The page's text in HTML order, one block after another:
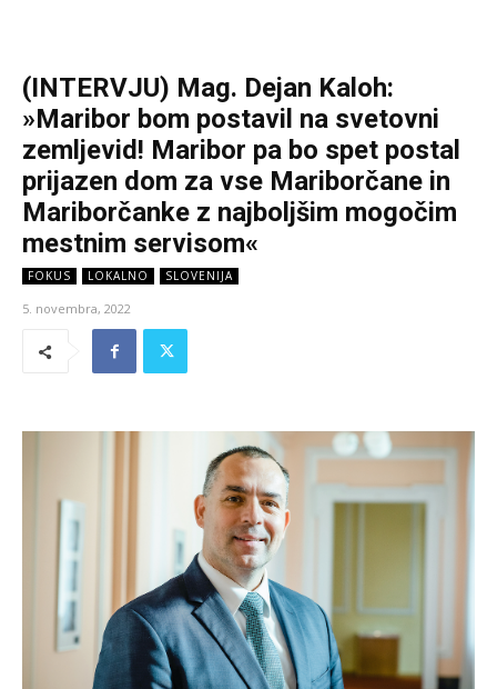
(INTERVJU) Mag. Dejan Kaloh:
»Maribor bom postavil na svetovni
zemljevid! Maribor pa bo spet postal
prijazen dom za vse Mariborčane in
Mariborčanke z najboljšim mogočim
mestnim servisom«
FOKUS LOKALNO SLOVENIJA
5. novembra, 2022